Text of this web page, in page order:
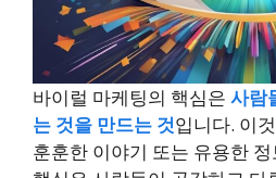
바이럴 마케팅의 핵심은 사람
는 것을 만드는 것입니다. 이
훈훈한 이야기 또는 유용한